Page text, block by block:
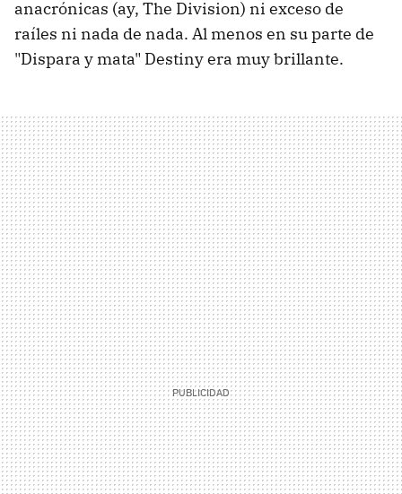
anacrónicas (ay, The Division) ni exceso de
raíles ni nada de nada. Al menos en su parte de
"Dispara y mata" Destiny era muy brillante.